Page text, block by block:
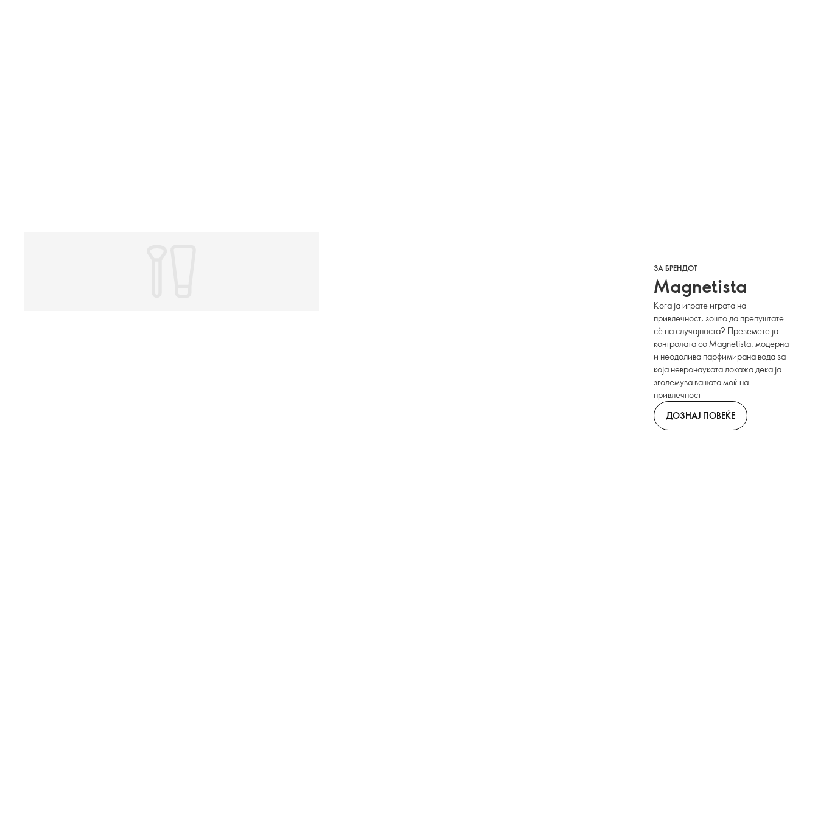
ЗА БРЕНДОТ
Magnetista
Кога ја играте играта на
привлечност, зошто да препуштате
сè на случајноста? Преземете ја
контролата со Magnetista: модерна
и неодолива парфимирана вода за
која невронауката докажа дека ја
зголемува вашата моќ на
привлечност
ДОЗНАЈ ПОВЕЌЕ